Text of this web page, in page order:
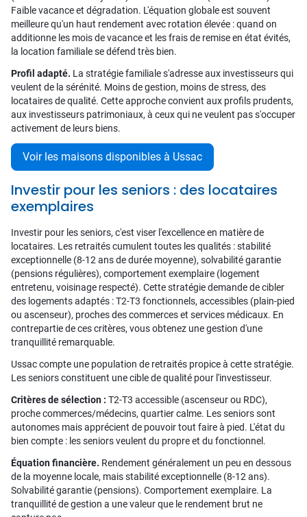
Faible vacance et dégradation. L'équation globale est souvent
meilleure qu'un haut rendement avec rotation élevée : quand on
additionne les mois de vacance et les frais de remise en état évités,
la location familiale se défend très bien.
Profil adapté. La stratégie familiale s'adresse aux investisseurs qui
veulent de la sérénité. Moins de gestion, moins de stress, des
locataires de qualité. Cette approche convient aux profils prudents,
aux investisseurs patrimoniaux, à ceux qui ne veulent pas s'occuper
activement de leurs biens.
Voir les maisons disponibles à Ussac
Investir pour les seniors : des locataires
exemplaires
Investir pour les seniors, c'est viser l'excellence en matière de
locataires. Les retraités cumulent toutes les qualités : stabilité
exceptionnelle (8-12 ans de durée moyenne), solvabilité garantie
(pensions régulières), comportement exemplaire (logement
entretenu, voisinage respecté). Cette stratégie demande de cibler
des logements adaptés : T2-T3 fonctionnels, accessibles (plain-pied
ou ascenseur), proches des commerces et services médicaux. En
contrepartie de ces critères, vous obtenez une gestion d'une
tranquillité remarquable.
Ussac compte une population de retraités propice à cette stratégie.
Les seniors constituent une cible de qualité pour l'investisseur.
Critères de sélection : T2-T3 accessible (ascenseur ou RDC),
proche commerces/médecins, quartier calme. Les seniors sont
autonomes mais apprécient de pouvoir tout faire à pied. L'état du
bien compte : les seniors veulent du propre et du fonctionnel.
Équation financière. Rendement généralement un peu en dessous
de la moyenne locale, mais stabilité exceptionnelle (8-12 ans).
Solvabilité garantie (pensions). Comportement exemplaire. La
tranquillité de gestion a une valeur que le rendement brut ne